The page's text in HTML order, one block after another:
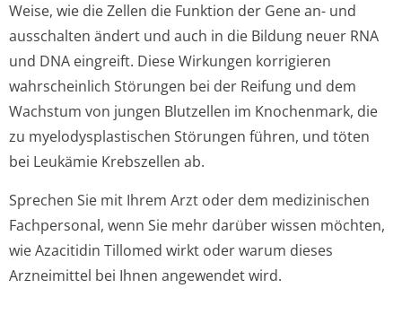
Weise, wie die Zellen die Funktion der Gene an- und
ausschalten ändert und auch in die Bildung neuer RNA
und DNA eingreift. Diese Wirkungen korrigieren
wahrscheinlich Störungen bei der Reifung und dem
Wachstum von jungen Blutzellen im Knochenmark, die
zu myelodysplastischen Störungen führen, und töten
bei Leukämie Krebszellen ab.
Sprechen Sie mit Ihrem Arzt oder dem medizinischen
Fachpersonal, wenn Sie mehr darüber wissen möchten,
wie Azacitidin Tillomed wirkt oder warum dieses
Arzneimittel bei Ihnen angewendet wird.